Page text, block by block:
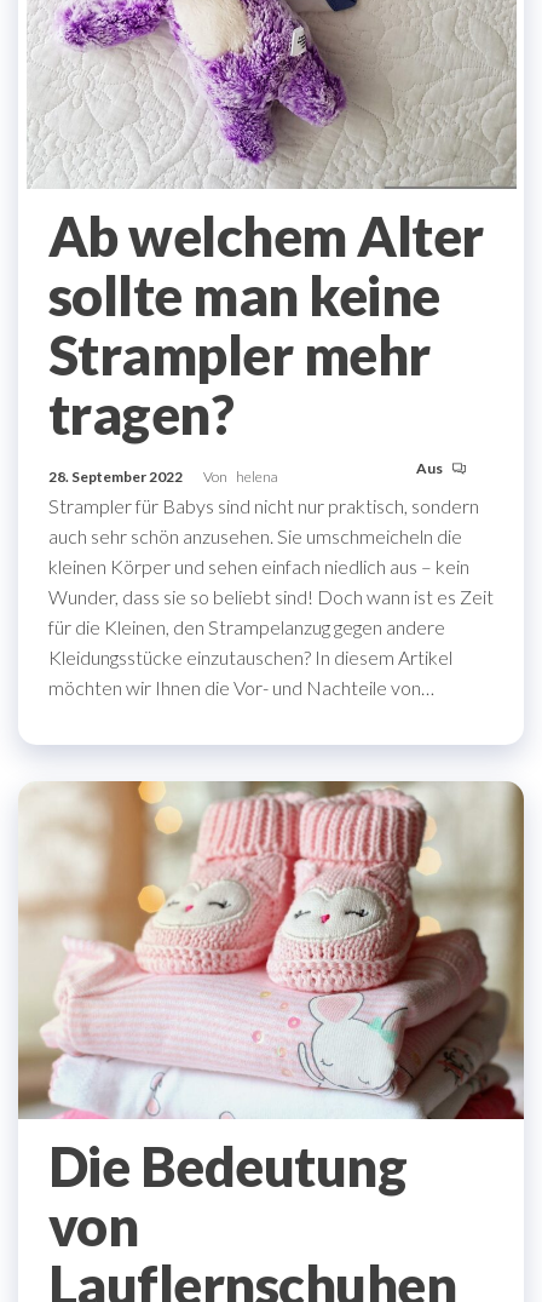
Ab welchem Alter
sollte man keine
Strampler mehr
tragen?
28. September 2022 Von helena Aus
Strampler für Babys sind nicht nur praktisch, sondern
auch sehr schön anzusehen. Sie umschmeicheln die
kleinen Körper und sehen einfach niedlich aus – kein
Wunder, dass sie so beliebt sind! Doch wann ist es Zeit
für die Kleinen, den Strampelanzug gegen andere
Kleidungsstücke einzutauschen? In diesem Artikel
möchten wir Ihnen die Vor- und Nachteile von…
Die Bedeutung
von
Lauflernschuhen